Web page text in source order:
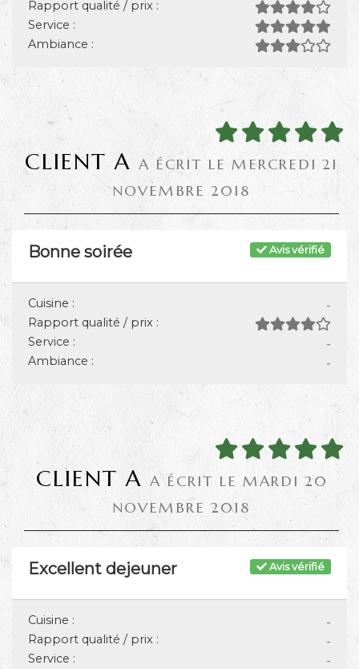
Rapport qualité / prix :
Service :
Ambiance :
CLIENT A A ÉCRIT LE MERCREDI 21
NOVEMBRE 2018
Avis vérifié
Bonne soirée
-
Cuisine :
Rapport qualité / prix :
-
Service :
-
Ambiance :
CLIENT A A ÉCRIT LE MARDI 20
NOVEMBRE 2018
Avis vérifié
Excellent dejeuner
-
Cuisine :
-
Rapport qualité / prix :
-
Service :